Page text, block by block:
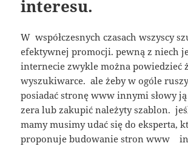
interesu.
W współczesnych czasach wszyscy
efektywnej promocji. pewną z niech
internecie zwykle można powiedzieć
wyszukiwarce. ale żeby w ogóle
posiadać stronę www innymi słowy
zera lub zakupić należyty szablon.
mamy musimy udać się do eksperta,
proponuje budowanie stron www